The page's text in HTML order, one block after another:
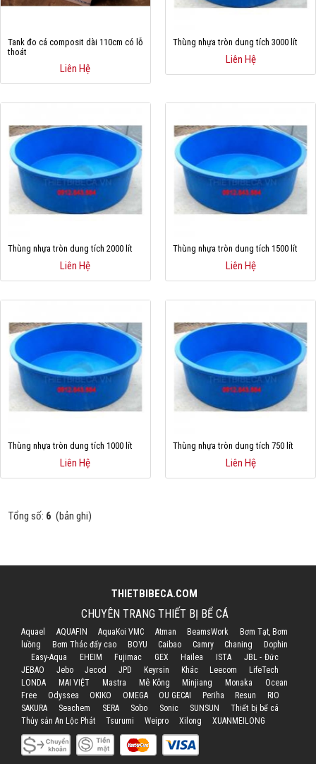
Tank đo cá composit dài 110cm có lỗ
thoát
Liên Hệ
Thùng nhựa tròn dung tích 3000 lít
Liên Hệ
Thùng nhựa tròn dung tích 2000 lít
Liên Hệ
Thùng nhựa tròn dung tích 1500 lít
Liên Hệ
Thùng nhựa tròn dung tích 1000 lít
Liên Hệ
Thùng nhựa tròn dung tích 750 lít
Liên Hệ
Tổng số: 6 (bản ghi)
THIETBIBECA.COM
CHUYÊN TRANG THIẾT BỊ BỂ CÁ
Aquael AQUAFIN AquaKoi VMC Atman BeamsWork
Bơm Tạt, Bơm
luồng
Bơm Thác đẩy cao BOYU Caibao Camry Chaning
Dophin
Easy-Aqua
EHEIM Fujimac GEX Hailea ISTA
JBL - Đức
JEBAO
Jebo Jecod JPD Keyrsin Khác Leecom
LifeTech
LONDA
MAI VIỆT Mastra Mê Kông Minjiang Monaka
Ocean
Free
Odyssea OKIKO OMEGA OU GECAI Periha Resun
RIO
SAKURA
Seachem SERA Sobo Sonic SUNSUN
Thiết bị bể cá
Thủy sản An Lộc Phát
Tsurumi Weipro Xilong XUANMEILONG
Bể thủy sinh & Phụ kiện
Bể nước mặn & Phụ kiện
Giới thiệu
Kiến thức
Tin tức